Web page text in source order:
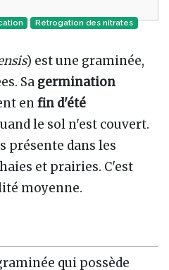
Rétrogation des nitrates
) est une graminée,
Sa germination
enfin d'été
le sol n'est couvert.
présente dans les
et prairies. C'est
moyenne.
qui possède